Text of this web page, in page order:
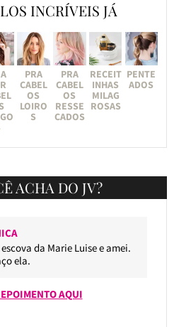
INCRÍVEIS JÁ
PRA
CABEL
OS
LOIRO
S
PRA
CABEL
OS
RESSE
CADOS
RECEIT
INHAS
MILAG
ROSAS
PENTE
ADOS
ACHA DO JV?
escova da Marie Luise e amei.
ela.
AQUI